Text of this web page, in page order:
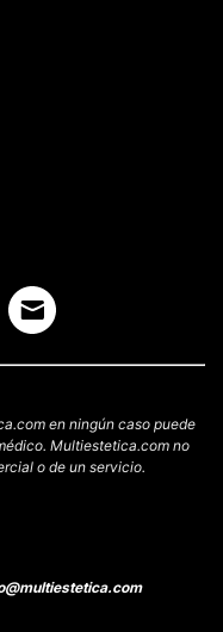
en ningún caso puede
Multiestetica.com no
o de un servicio.